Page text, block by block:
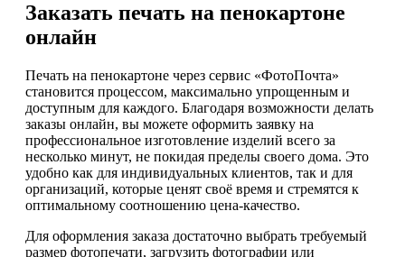
Заказать печать на пенокартоне
онлайн
Печать на пенокартоне через сервис «ФотоПочта»
становится процессом, максимально упрощенным и
доступным для каждого. Благодаря возможности делать
заказы онлайн, вы можете оформить заявку на
профессиональное изготовление изделий всего за
несколько минут, не покидая пределы своего дома. Это
удобно как для индивидуальных клиентов, так и для
организаций, которые ценят своё время и стремятся к
оптимальному соотношению цена-качество.
Для оформления заказа достаточно выбрать требуемый
размер фотопечати, загрузить фотографии или